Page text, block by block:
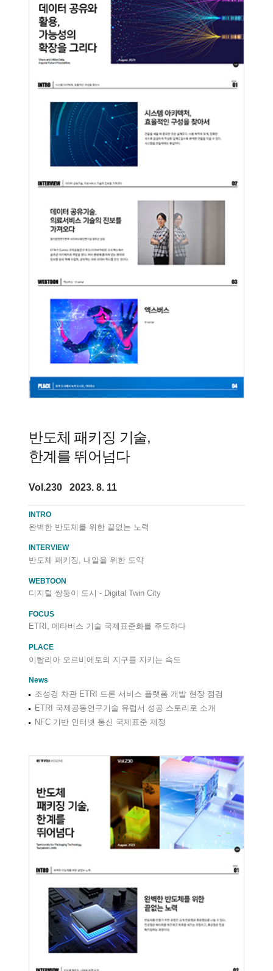
반도체 패키징 기술,
한계를 뛰어넘다
Vol.230 2023. 8. 11
INTRO
완벽한 반도체를 위한 끝없는 노력
INTERVIEW
반도체 패키징, 내일을 위한 도약
WEBTOON
디지털 쌍둥이 도시 - Digital Twin City
FOCUS
ETRI, 메타버스 기술 국제표준화를 주도하다
PLACE
이탈리아 오르비에토의 지구를 지키는 속도
News
조성경 차관 ETRI 드론 서비스 플랫폼 개발 현장 점검
ETRI 국제공동연구기술 유럽서 성공 스토리로 소개
NFC 기반 인터넷 통신 국제표준 제정